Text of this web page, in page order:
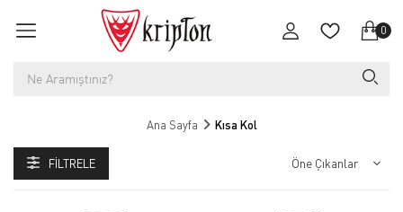
0
Ana Sayfa Kısa Kol
FILTRELE